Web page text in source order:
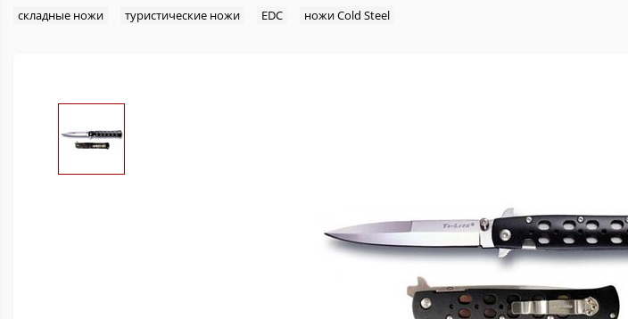
складные ножи
туристические ножи EDC ножи Cold Steel